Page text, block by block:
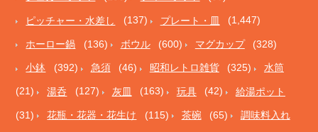
ピッチャー・水差し (137) プレート・皿 (1,447)
ホーロー鍋 (136) ボウル (600) マグカップ (328)
小鉢 (392) 急須 (46) 昭和レトロ雑貨 (325) 水筒
(21) 湯呑 (127) 灰皿 (163) 玩具 (42) 給湯ポット
(31) 花瓶・花器・花生け (115) 茶碗 (65) 調味料入れ